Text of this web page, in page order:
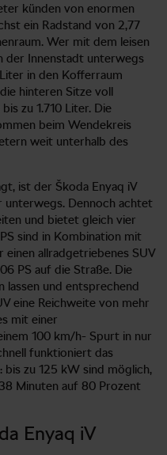
künden von enormen
ein Radstand von 2,77
Wer mit dem leisen
der Innenstadt unterwegs
in den Kofferraum
hinteren Sitze voll
zu 1.710 Liter. Die
beim Wendekreis
weit unterhalb des
ist der Škoda Enyaq iV
Dennoch achtet
und bietet gleich vier
sind in Kombination mit
allradgetriebenes SUV
PS auf die Straße. Die
lassen und entsprechend
eine Reichweite von mehr
mit einer
100 km/h- Spurt in nur
funktioniert das
bis zu 125 kW sind möglich,
Minuten auf 80 Prozent
Enyaq iV